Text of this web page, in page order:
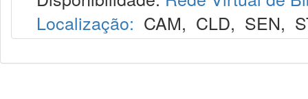
Localização: CAM, CLD, SEN,